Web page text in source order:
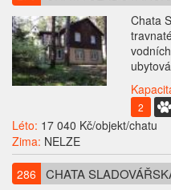
Chata
2
Léto: 17 040 Kč/objekt/chatu
Zima: NELZE
286 CHATA